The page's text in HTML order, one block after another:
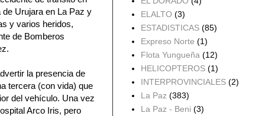
Urujara en La Paz y
y varios heridos,
de Bomberos
la presencia de
tercera (con vida) que
del vehículo. Una vez
Arco Iris, pero
ELALTO (3)
ESTADISTICAS (85)
Expreso Norte (1)
Flota Yungueña (12)
HELICOPTEROS (1)
INTERPROVINCIALES (2)
La Paz (383)
La Paz - Beni (3)